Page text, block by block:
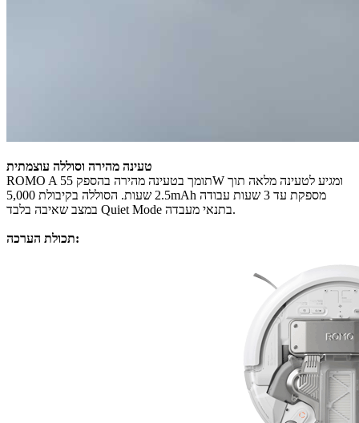
טעינה מהירה וסוללה עוצמתית
ROMO A תומך בטעינה מהירה בהספק 55W ומגיע לטעינה מלאה תוך
2.5 שעות. הסוללה בקיבולת 5,000mAh מספקת עד 3 שעות עבודה
במצב שאיבה בלבד Quiet Mode בתנאי מעבדה.
תכולת הערכה: